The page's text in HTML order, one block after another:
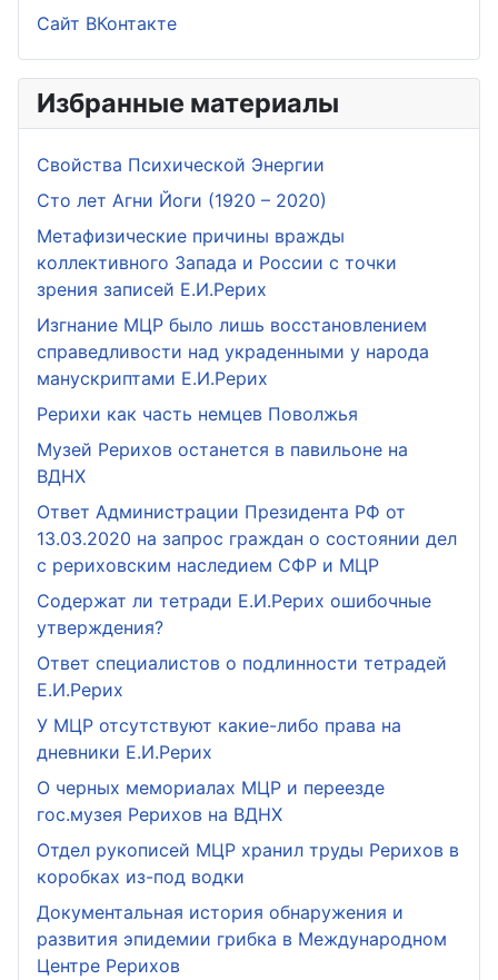
Сайт ВКонтакте
Избранные материалы
Свойства Психической Энергии
Сто лет Агни Йоги (1920 – 2020)
Метафизические причины вражды
коллективного Запада и России с точки
зрения записей Е.И.Рерих
Изгнание МЦР было лишь восстановлением
справедливости над украденными у народа
манускриптами Е.И.Рерих
Рерихи как часть немцев Поволжья
Музей Рерихов останется в павильоне на
ВДНХ
Ответ Администрации Президента РФ от
13.03.2020 на запрос граждан о состоянии дел
с рериховским наследием СФР и МЦР
Содержат ли тетради Е.И.Рерих ошибочные
утверждения?
Ответ специалистов о подлинности тетрадей
Е.И.Рерих
У МЦР отсутствуют какие-либо права на
дневники Е.И.Рерих
О черных мемориалах МЦР и переезде
гос.музея Рерихов на ВДНХ
Отдел рукописей МЦР хранил труды Рерихов в
коробках из-под водки
Документальная история обнаружения и
развития эпидемии грибка в Международном
Центре Рерихов